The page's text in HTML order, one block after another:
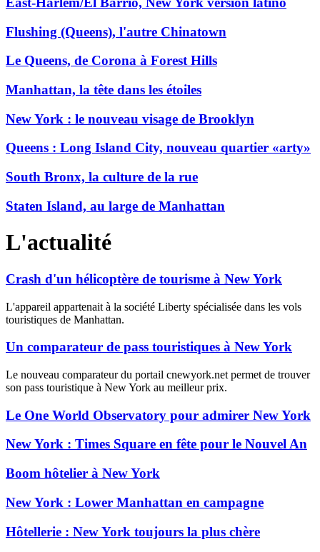
Flushing (Queens), l'autre Chinatown
Le Queens, de Corona à Forest Hills
Manhattan, la tête dans les étoiles
New York : le nouveau visage de Brooklyn
Queens : Long Island City, nouveau quartier «arty»
South Bronx, la culture de la rue
Staten Island, au large de Manhattan
L'actualité
Crash d'un hélicoptère de tourisme à New York
L'appareil appartenait à la société Liberty spécialisée dans les vols
touristiques de Manhattan.
Un comparateur de pass touristiques à New York
Le nouveau comparateur du portail cnewyork.net permet de trouver
son pass touristique à New York au meilleur prix.
Le One World Observatory pour admirer New York
New York : Times Square en fête pour le Nouvel An
Boom hôtelier à New York
New York : Lower Manhattan en campagne
Hôtellerie : New York toujours la plus chère